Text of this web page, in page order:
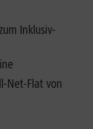
Inklusiv-
Net-Flat von